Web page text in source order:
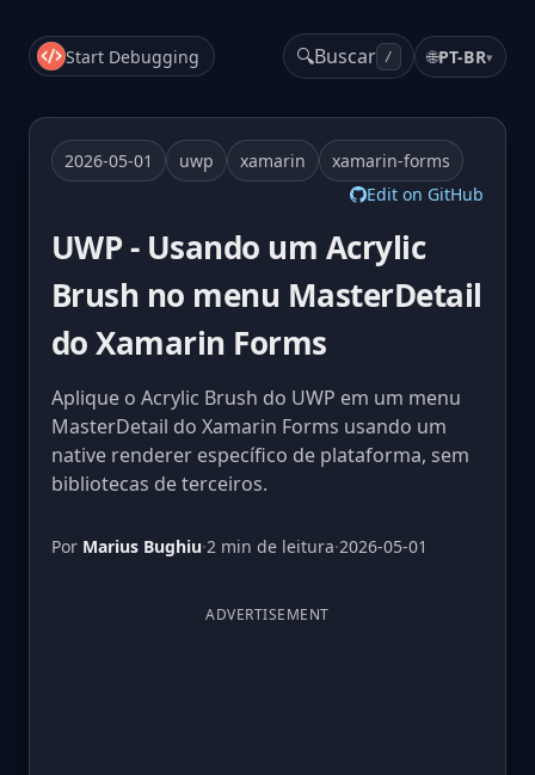
Start Debugging 🔍Buscar / 🌐PT-BR▾
2026-05-01 uwp xamarin
xamarin-forms
Edit on GitHub
UWP - Usando um Acrylic
Brush no menu MasterDetail
do Xamarin Forms
Aplique o Acrylic Brush do UWP em um menu
MasterDetail do Xamarin Forms usando um
native renderer específico de plataforma, sem
bibliotecas de terceiros.
Por Marius Bughiu·2 min de leitura·2026-05-01
ADVERTISEMENT